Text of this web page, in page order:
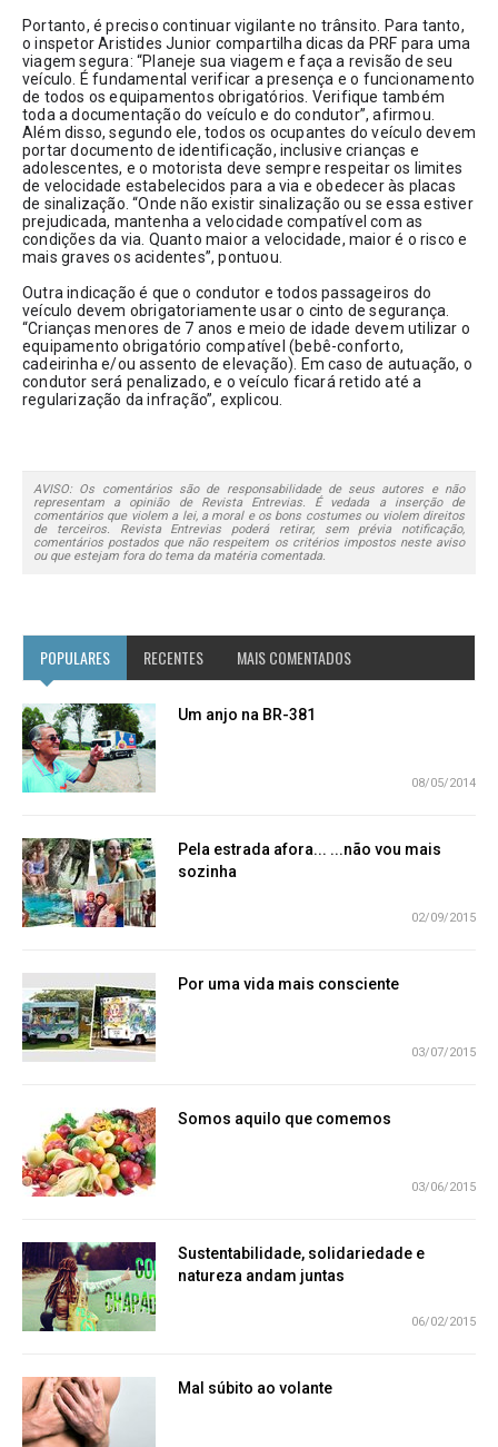
Portanto, é preciso continuar vigilante no trânsito. Para tanto,
o inspetor Aristides Junior compartilha dicas da PRF para uma
viagem segura: “Planeje sua viagem e faça a revisão de seu
veículo. É fundamental verificar a presença e o funcionamento
de todos os equipamentos obrigatórios. Verifique também
toda a documentação do veículo e do condutor”, afirmou.
Além disso, segundo ele, todos os ocupantes do veículo devem
portar documento de identificação, inclusive crianças e
adolescentes, e o motorista deve sempre respeitar os limites
de velocidade estabelecidos para a via e obedecer às placas
de sinalização. “Onde não existir sinalização ou se essa estiver
prejudicada, mantenha a velocidade compatível com as
condições da via. Quanto maior a velocidade, maior é o risco e
mais graves os acidentes”, pontuou.
Outra indicação é que o condutor e todos passageiros do
veículo devem obrigatoriamente usar o cinto de segurança.
“Crianças menores de 7 anos e meio de idade devem utilizar o
equipamento obrigatório compatível (bebê-conforto,
cadeirinha e/ou assento de elevação). Em caso de autuação, o
condutor será penalizado, e o veículo ficará retido até a
regularização da infração”, explicou.
AVISO: Os comentários são de responsabilidade de seus autores e não
representam a opinião de Revista Entrevias. É vedada a inserção de
comentários que violem a lei, a moral e os bons costumes ou violem direitos
de terceiros. Revista Entrevias poderá retirar, sem prévia notificação,
comentários postados que não respeitem os critérios impostos neste aviso
ou que estejam fora do tema da matéria comentada.
POPULARES RECENTES MAIS COMENTADOS
Um anjo na BR-381
08/05/2014
Pela estrada afora... ...não vou mais
sozinha
02/09/2015
Por uma vida mais consciente
03/07/2015
Somos aquilo que comemos
03/06/2015
Sustentabilidade, solidariedade e
natureza andam juntas
06/02/2015
Mal súbito ao volante